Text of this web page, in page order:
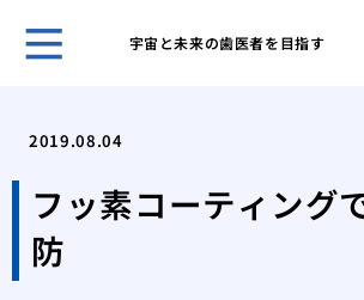
宇宙と未来の歯医者を目指す
2019.08.04
フッ素コーティング
防